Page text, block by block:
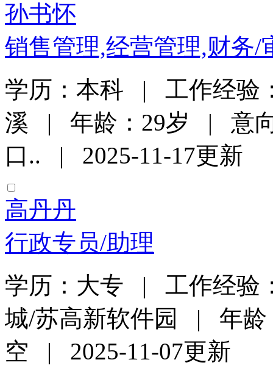
孙书怀
销售管理,经营管理,财务/
学历：本科 | 工作经验
溪 | 年龄：29岁 | 意向
口.. | 2025-11-17更新
高丹丹
行政专员/助理
学历：大专 | 工作经验
城/苏高新软件园 | 年
空 | 2025-11-07更新